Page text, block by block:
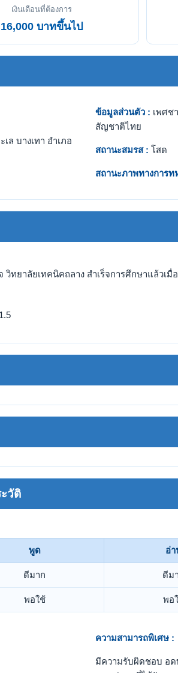
เงินเดือนที่ต้องการ
16,000 บาทขึ้นไป
เล บางเทา อำเภอ
ข้อมูลส่วนตัว : เพศช
สัญชาติไทย
สถานะสมรส : โสด
สถานะภาพทางการท
ทยาลัยเทคนิคถลาง สำเร็จการศึกษาแล้วเมื่
วัติ
พูด อ่า
ดีมาก ดีม
พอใช้ พอ
ความสามารถพิเศษ :
มีความรับผิดชอบ อ